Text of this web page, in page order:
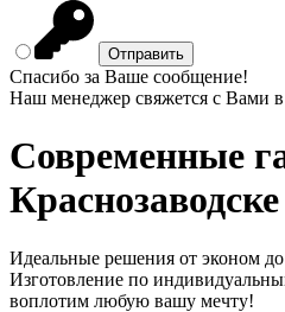
Спасибо за Ваше сообщение!
Наш менеджер свяжется с Вами
Современные
Идеальные решения от эконом
Изготовление по
воплотим любую вашу мечту!